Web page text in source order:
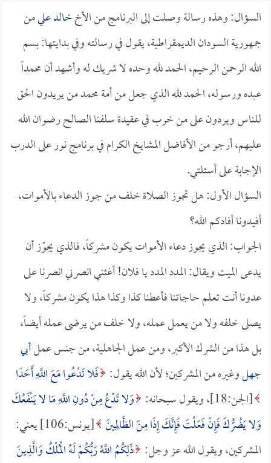
السؤال: وهذه رسالة وصلت إلى البرنامج من الأخخالد عليمن
جمهورية السودان الديمقراطية، يقول في رسالته وفي بدايتها: بسم
الله الرحمن الرحيم، الحمد لله وحده لا شريك له وأشهد أن محمداً
عبده ورسوله، الحمد لله الذي جعل من أمة محمد من يريدون الحق
للناس ويردون على من خرب في عقيدة سلفنا الصالح رضوان الله
عليهم، أرجو من الأفاضل المشايخ الكرام في برنامج نور على الدرب
الإجابة على أسئلتي.
السؤال الأول: هل تجوز الصلاة خلف من جوز الدعاء بالأموات،
أفيدونا أفادكم الله؟
الجواب: الذي يجوز دعاء الأموات يكون مشركاً، فالذي يجوّز أن
يدعى الميت ويقال: المدد المدد يا فلان! أغثني انصرني انصرنا على
عدونا أنت تعلم حاجاتنا فأعطنا كذا وكذا هذا يكون مشركاً، ولا
يصلى خلفه ولا من يعمل عمله، ولا خلف من يرضى عمله أيضاً،
بل هذا من الشرك الأكبر، ومن عمل الجاهلية، من جنس عملأبي
جهلوغيره من المشركين؛ لأن الله يقول: فَلا تَدْعُوا مَعَ اللَّهِ أَحَدًا
[الجن:18]، ويقول سبحانه:
وَلا تَدْعُ مِنْ دُونِ اللَّهِ مَا لا يَنْفَعُكَ
وَلا يَضُرُّكَ فَإِنْ فَعَلْتَ فَإِنَّكَ إِذًا مِنَ الظَّالِمِينَ
[يونس:106] يعني:
المشركين، ويقول الله عز وجل: ذَلِكُمُ اللَّهُ رَبُّكُمْ لَهُ الْمُلْكُ وَالَّذِينَ